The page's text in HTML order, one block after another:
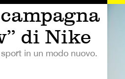
di Nike
in un modo nuovo.